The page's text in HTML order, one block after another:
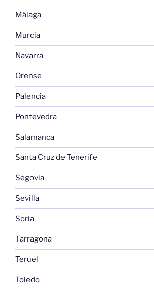
Málaga
Murcia
Navarra
Orense
Palencia
Pontevedra
Salamanca
Santa Cruz de Tenerife
Segovia
Sevilla
Soria
Tarragona
Teruel
Toledo